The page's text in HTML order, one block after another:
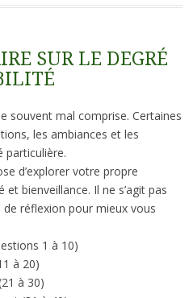
SUR LE DEGRÉ
souvent mal comprise. Certaines
les ambiances et les
particulière.
d’explorer votre propre
bienveillance. Il ne s’agit pas
de réflexion pour mieux vous
1 à 10)
à 20)
à 30)